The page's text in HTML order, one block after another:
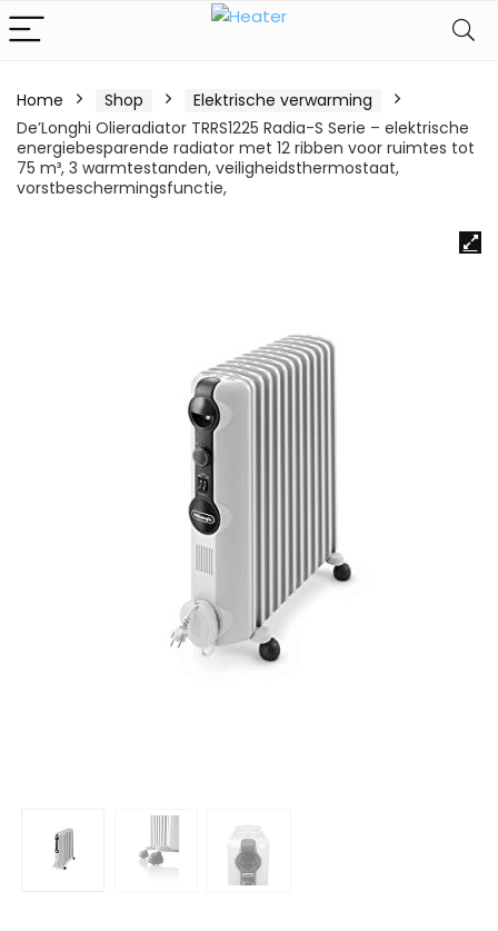
Home Shop
Elektrische verwarming
De’Longhi Olieradiator TRRS1225 Radia-S Serie – elektrische
energiebesparende radiator met 12 ribben voor ruimtes tot
75 m³, 3 warmtestanden, veiligheidsthermostaat,
vorstbeschermingsfunctie,